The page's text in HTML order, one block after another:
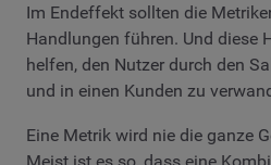
Im Endeffekt sollten die
Handlungen führen. Und diese
helfen, den Nutzer durch den
und in einen Kunden zu
Eine Metrik wird nie die ganze